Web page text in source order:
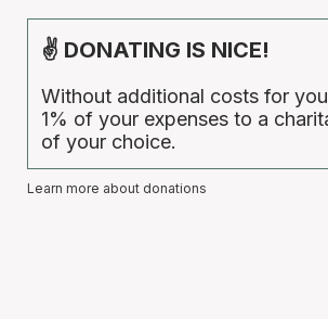
✌ DONATING IS NICE!
Without additional costs for
1% of your expenses to a
of your choice.
Learn more about donations